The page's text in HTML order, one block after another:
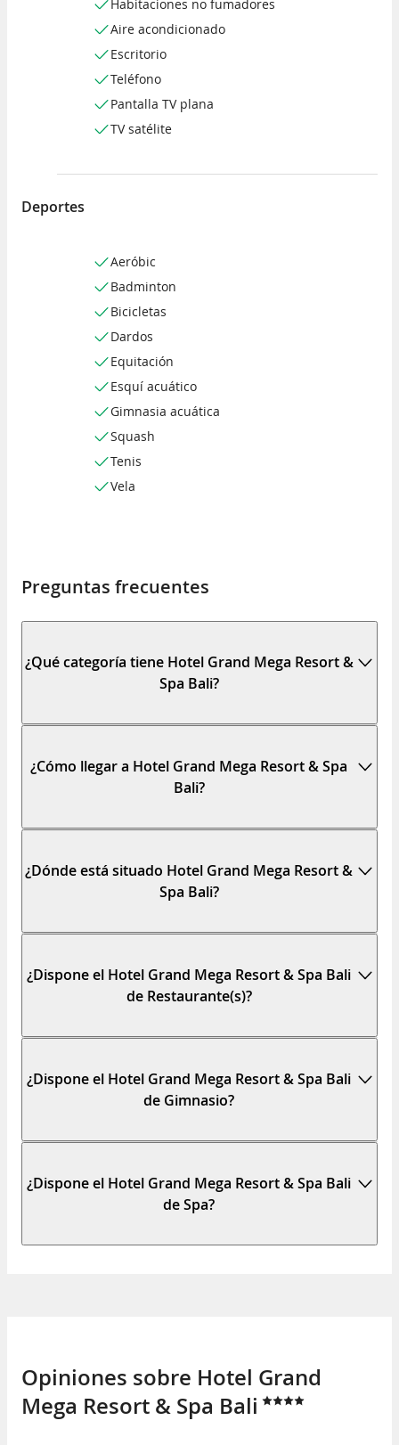
Habitaciones no fumadores
Aire acondicionado
Escritorio
Teléfono
Pantalla TV plana
TV satélite
Deportes
Aeróbic
Badminton
Bicicletas
Dardos
Equitación
Esquí acuático
Gimnasia acuática
Squash
Tenis
Vela
Preguntas frecuentes
¿Qué categoría tiene Hotel Grand Mega Resort &
Spa Bali?
¿Cómo llegar a Hotel Grand Mega Resort & Spa
Bali?
¿Dónde está situado Hotel Grand Mega Resort &
Spa Bali?
¿Dispone el Hotel Grand Mega Resort & Spa Bali
de Restaurante(s)?
¿Dispone el Hotel Grand Mega Resort & Spa Bali
de Gimnasio?
¿Dispone el Hotel Grand Mega Resort & Spa Bali
de Spa?
Opiniones sobre Hotel Grand
Mega Resort & Spa Bali